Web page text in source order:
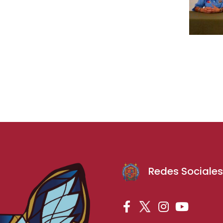
Redes Sociales